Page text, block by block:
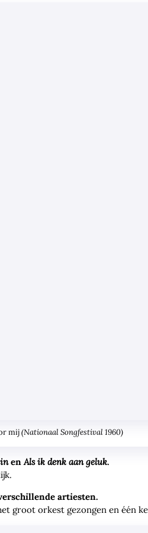
mij(Nationaal Songfestival 1960)
enAls ik denk aan geluk.
artiesten.
groot orkest gezongen en één